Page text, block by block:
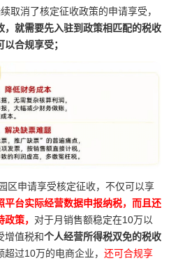
取消了核定征收政策的申请享受，
，就需要先入驻到政策相匹配的税收
合规享受；
申请享受核定征收，不仅可以享
平台实际经营数据申报纳税，而且还
策， 对于月销售额稳定在10万以
增值税和个人经营所得税双免的税收
过10万的电商企业， 还可合规享